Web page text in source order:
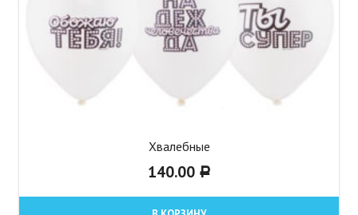
Хвалебные
140.00 Р